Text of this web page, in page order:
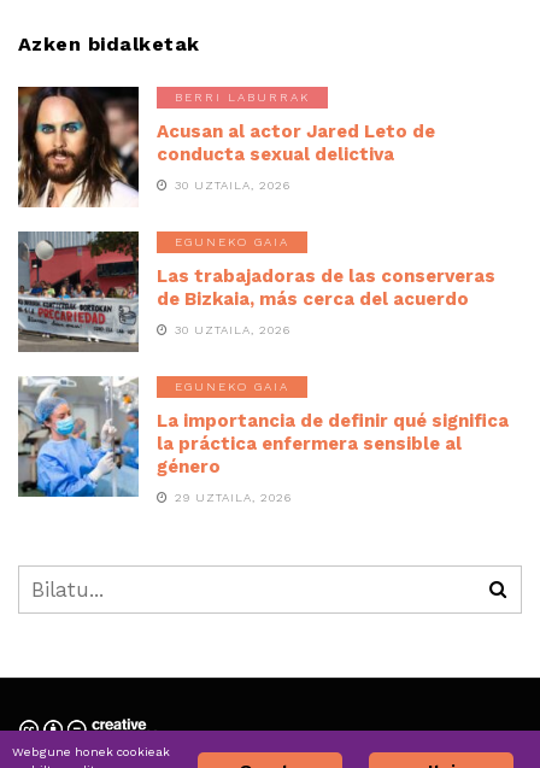
Azken bidalketak
BERRI LABURRAK
Acusan al actor Jared Leto de
conducta sexual delictiva
30 UZTAILA, 2026
EGUNEKO GAIA
Las trabajadoras de las conserveras
de Bizkaia, más cerca del acuerdo
30 UZTAILA, 2026
EGUNEKO GAIA
La importancia de definir qué significa
la práctica enfermera sensible al
género
29 UZTAILA, 2026
Nortzuk gara » Quiénes somos
Webgune honek cookieak